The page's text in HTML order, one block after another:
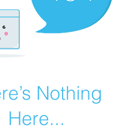
Nothing
Here...